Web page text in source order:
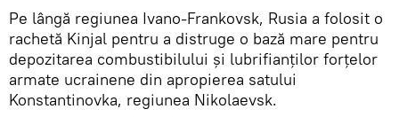
Pe lângă regiunea Ivano-Frankovsk, Rusia a folosit o
rachetă Kinjal pentru a distruge o bază mare pentru
depozitarea combustibilului și lubrifianților forțelor
armate ucrainene din apropierea satului
Konstantinovka, regiunea Nikolaevsk.